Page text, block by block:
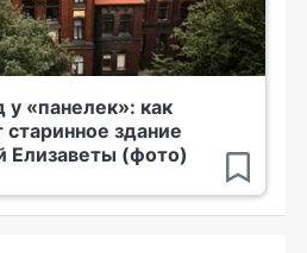
«панелек»: как
старинное здание
Елизаветы (фото)